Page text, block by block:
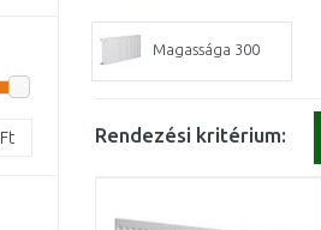
Magassága 300
Rendezési kritérium:
Ft